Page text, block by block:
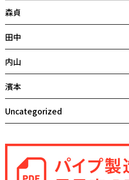
森貞
田中
内山
濱本
Uncategorized